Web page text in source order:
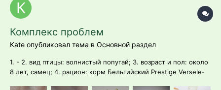
Комплекс проблем
Каtе опубликовал тема в Основной раздел
1. - 2. вид птицы: волнистый попугай; 3. возраст и пол: около
8 лет, самец; 4. рацион: корм Бельгийский Prestige Versele-